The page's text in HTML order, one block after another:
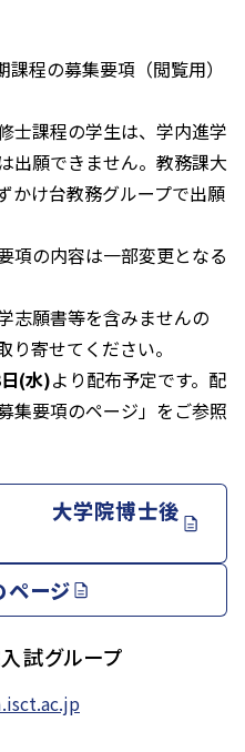
程の募集要項（閲覧用）
士課程の学生は、学内進学
出願できません。教務課大
かけ台教務グループで出願
項の内容は一部変更となる
志願書等を含みませんの
寄せてください。
(水)より配布予定です。配
集要項のページ」をご参照
学院博士後
ページ
試グループ